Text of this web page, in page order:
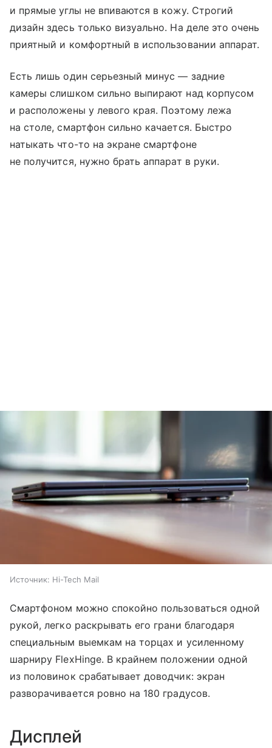
и прямые углы не впиваются в кожу. Строгий
дизайн здесь только визуально. На деле это очень
приятный и комфортный в использовании аппарат.
Есть лишь один серьезный минус — задние
камеры слишком сильно выпирают над корпусом
и расположены у левого края. Поэтому лежа
на столе, смартфон сильно качается. Быстро
натыкать что-то на экране смартфоне
не получится, нужно брать аппарат в руки.
Источник: Hi-Tech Mail
Смартфоном можно спокойно пользоваться одной
рукой, легко раскрывать его грани благодаря
специальным выемкам на торцах и усиленному
шарниру FlexHinge. В крайнем положении одной
из половинок срабатывает доводчик: экран
разворачивается ровно на 180 градусов.
Дисплей